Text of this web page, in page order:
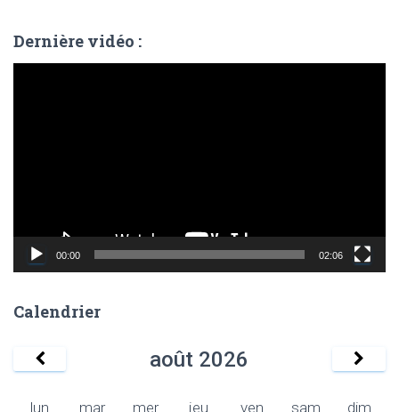
Dernière vidéo :
00:00 02:06
Calendrier
août 2026
lun mar mer jeu ven sam dim